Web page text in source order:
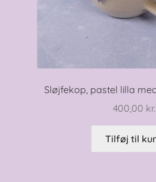
Sløjfekop, pastel lilla
400,00 kr.
Tilføj til